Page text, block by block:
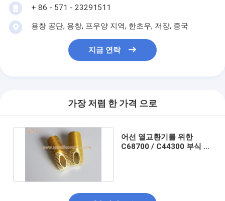
+ 86 - 571 - 23291511
용창 공단, 용창, 프우양 지역, 한초우, 저장, 중국
지금 연락
가장 저렴 한 가격 으로
어선 열교환기를 위한
C68700 / C44300 부식 방